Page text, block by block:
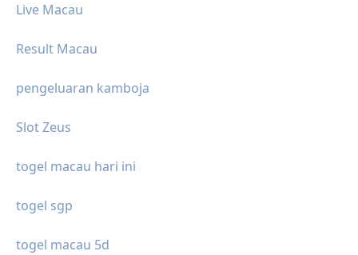
Live Macau
Result Macau
pengeluaran kamboja
Slot Zeus
togel macau hari ini
togel sgp
togel macau 5d